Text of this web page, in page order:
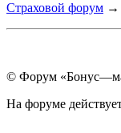
Страховой форум →
© Форум
На форуме